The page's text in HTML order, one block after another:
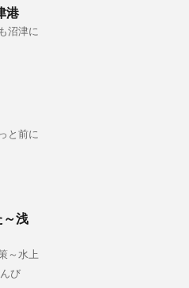
港
沼津に
と前に
～浅
～水上
び